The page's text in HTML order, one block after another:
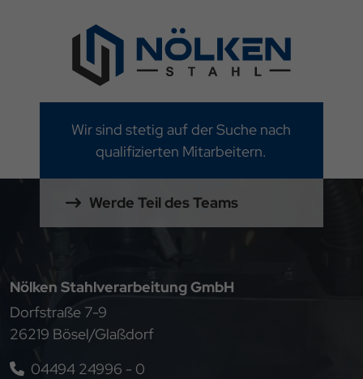
Wir sind stetig auf der Suche nach
qualifizierten Mitarbeitern.
Werde Teil des Teams
Nölken Stahlverarbeitung GmbH
Dorfstraße 7-9
26219 Bösel/Glaßdorf
04494 24996 - 0